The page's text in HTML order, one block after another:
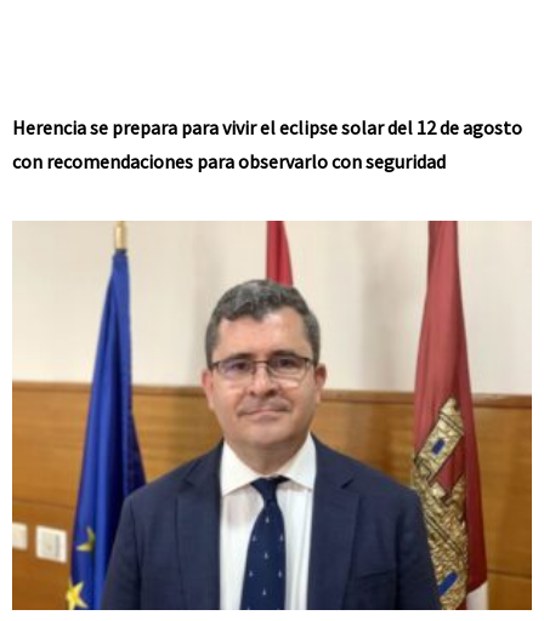
Herencia se prepara para vivir el eclipse solar del 12 de agosto
con recomendaciones para observarlo con seguridad